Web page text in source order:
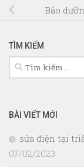
Bảo
TÌM KIẾM
Tìm
kiếm
BÀI VIẾT MỚI
sửa điện tại
07/02/2023